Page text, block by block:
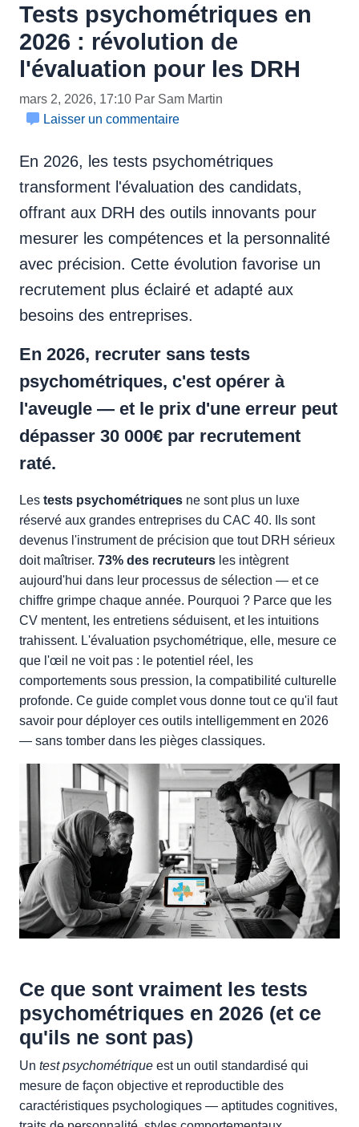
Tests psychométriques en
2026 : révolution de
l'évaluation pour les DRH
mars 2, 2026, 17:10 Par Sam Martin
Laisser un commentaire
En 2026, les tests psychométriques
transforment l'évaluation des candidats,
offrant aux DRH des outils innovants pour
mesurer les compétences et la personnalité
avec précision. Cette évolution favorise un
recrutement plus éclairé et adapté aux
besoins des entreprises.
En 2026, recruter sans tests
psychométriques, c'est opérer à
l'aveugle — et le prix d'une erreur peut
dépasser 30 000€ par recrutement
raté.
Les tests psychométriques ne sont plus un luxe
réservé aux grandes entreprises du CAC 40. Ils sont
devenus l'instrument de précision que tout DRH sérieux
doit maîtriser. 73% des recruteurs les intègrent
aujourd'hui dans leur processus de sélection — et ce
chiffre grimpe chaque année. Pourquoi ? Parce que les
CV mentent, les entretiens séduisent, et les intuitions
trahissent. L'évaluation psychométrique, elle, mesure ce
que l'œil ne voit pas : le potentiel réel, les
comportements sous pression, la compatibilité culturelle
profonde. Ce guide complet vous donne tout ce qu'il faut
savoir pour déployer ces outils intelligemment en 2026
— sans tomber dans les pièges classiques.
Ce que sont vraiment les tests
psychométriques en 2026 (et ce
qu'ils ne sont pas)
Un test psychométrique est un outil standardisé qui
mesure de façon objective et reproductible des
caractéristiques psychologiques — aptitudes cognitives,